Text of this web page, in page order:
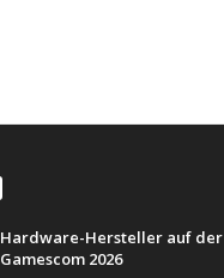
Hardware-Hersteller auf der
Gamescom 2026